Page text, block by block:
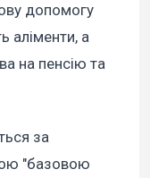
допомогу
аліменти, а
на пенсію та
за
"базовою